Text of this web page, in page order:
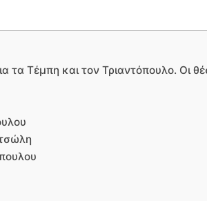
Τέμπη και τον Τριαντόπουλο. Οι